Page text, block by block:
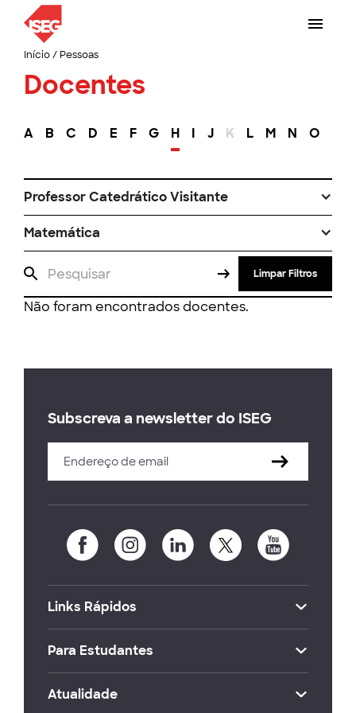
Início/ Pessoas
Docentes
A B C D E F G H I J K L M N O
Professor Catedrático Visitante
Matemática
Limpar Filtros
Não foram encontrados docentes.
Subscreva a newsletter do ISEG
Links Rápidos
Para Estudantes
Atualidade